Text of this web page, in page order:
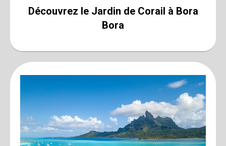
Découvrez le Jardin de Corail à Bora
Bora